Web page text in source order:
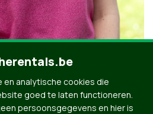
analytische cookies die
goed te laten functioneren.
persoonsgegevens en hier is